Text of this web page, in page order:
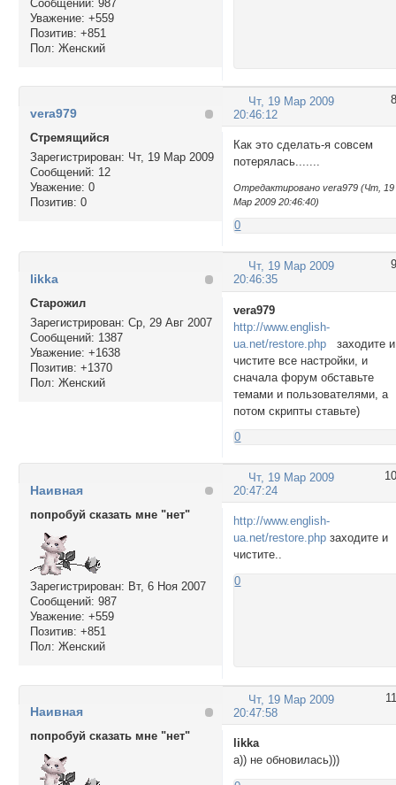
Сообщений: 987
Уважение: +559
Позитив: +851
Пол: Женский
8
Чт, 19 Мар 2009
20:46:12
vera979
Стремящийся
Зарегистрирован: Чт, 19 Мар 2009
Сообщений: 12
Уважение: 0
Позитив: 0
Как это сделать-я совсем
потерялась.......
Отредактировано vera979 (Чт, 19
Мар 2009 20:46:40)
0
9
Чт, 19 Мар 2009
20:46:35
likka
Cтарожил
Зарегистрирован: Ср, 29 Авг 2007
Сообщений: 1387
Уважение: +1638
Позитив: +1370
Пол: Женский
vera979
http://www.english-
ua.net/restore.php заходите и
чистите все настройки, и
сначала форум обставьте
темами и пользователями, а
потом скрипты ставьте)
0
10
Чт, 19 Мар 2009
20:47:24
Наивная
попробуй сказать мне "нет"
Зарегистрирован: Вт, 6 Ноя 2007
Сообщений: 987
Уважение: +559
Позитив: +851
Пол: Женский
http://www.english-
ua.net/restore.php заходите и
чистите..
0
11
Чт, 19 Мар 2009
20:47:58
Наивная
попробуй сказать мне "нет"
likka
а)) не обновилась)))